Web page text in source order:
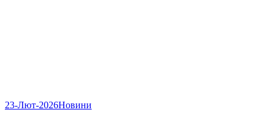
23-Лют-2026Новини